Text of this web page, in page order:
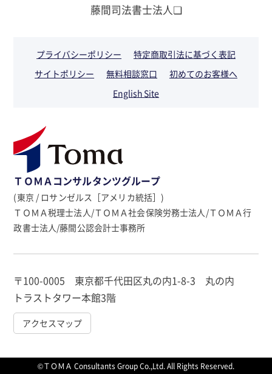
藤間司法書士法人❏
プライバシーポリシー
特定商取引法に基づく表記
サイトポリシー
無料相談窓口
初めてのお客様へ
English Site
ＴＯＭＡコンサルタンツグループ
(東京 / ロサンゼルス［アメリカ統括］)
ＴＯＭＡ税理士法人/ＴＯＭＡ社会保険労務士法人/ＴＯＭＡ行
政書士法人/藤間公認会計士事務所
〒100-0005 東京都千代田区丸の内1-8-3 丸の内
トラストタワー本館3階
アクセスマップ
©ＴＯＭＡ Consultants Group Co.,Ltd. All Rights Reserved.